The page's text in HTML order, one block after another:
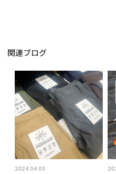
す。
【UNION STATION/ ユニオンス
「さりげない上品さ」をキーワー
心地にこだわったアイテムを展開
肩ひじを張らずに自分に合った
タイルを提案します。
私たちは服を通してみなさまの
り、ささやかな高揚感を感じて
関連ブログ
2024.04.03